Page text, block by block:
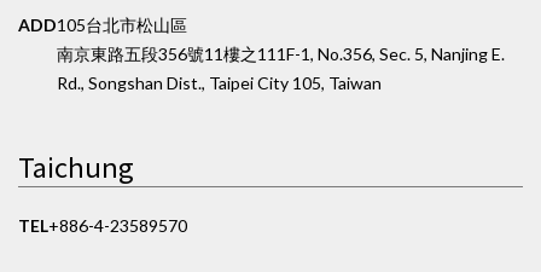
ADD105台北市松山區
南京東路五段356號11樓之1 11F-1, No.356, Sec. 5, Nanjing E.
Rd., Songshan Dist., Taipei City 105, Taiwan
Taichung
TEL+886-4-23589570